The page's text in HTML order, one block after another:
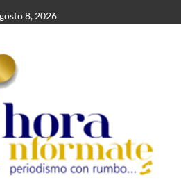
8, 2026